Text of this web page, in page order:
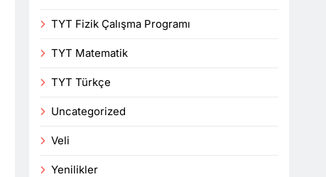
TYT Fizik Çalışma Programı
TYT Matematik
TYT Türkçe
Uncategorized
Veli
Yenilikler